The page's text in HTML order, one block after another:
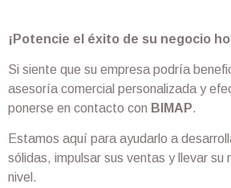
¡Potencie el éxito de su negocio
Si siente que su empresa podría
asesoría comercial personalizada y
ponerse en contacto con BIMAP.
Estamos aquí para ayudarlo a
sólidas, impulsar sus ventas y llevar su
nivel.